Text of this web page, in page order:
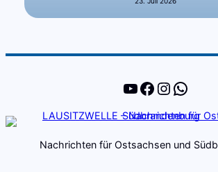
YouTube
Facebook
Nachrichten für Ostsachsen und